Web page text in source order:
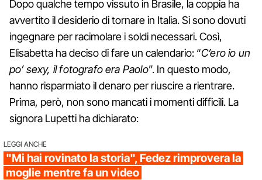
Dopo qualche tempo vissuto in Brasile, la coppia ha
avvertito il desiderio di tornare in Italia. Si sono dovuti
ingegnare per racimolare i soldi necessari. Così,
Elisabetta ha deciso di fare un calendario: “C’ero io un
po’ sexy, il fotografo era Paolo”. In questo modo,
hanno risparmiato il denaro per riuscire a rientrare.
Prima, però, non sono mancati i momenti difficili. La
signora Lupetti ha dichiarato:
LEGGI ANCHE
"Mi hai rovinato la storia", Fedez rimprovera la
moglie mentre fa un video